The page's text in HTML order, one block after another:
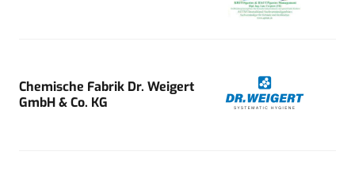
Chemische Fabrik Dr. Weigert
GmbH & Co. KG